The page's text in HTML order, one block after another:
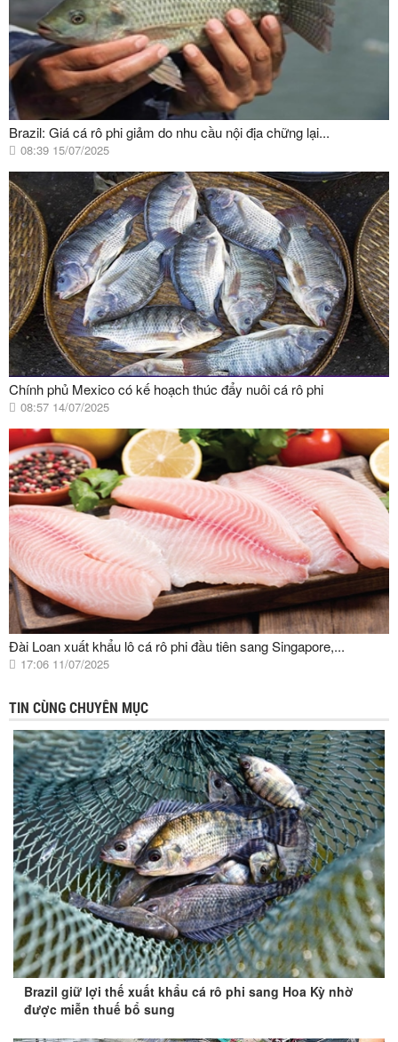
Brazil: Giá cá rô phi giảm do nhu cầu nội địa chững lại...
08:39 15/07/2025
Chính phủ Mexico có kế hoạch thúc đẩy nuôi cá rô phi
08:57 14/07/2025
Đài Loan xuất khẩu lô cá rô phi đầu tiên sang Singapore,...
17:06 11/07/2025
TIN CÙNG CHUYÊN MỤC
Brazil giữ lợi thế xuất khẩu cá rô phi sang Hoa Kỳ nhờ
được miễn thuế bổ sung